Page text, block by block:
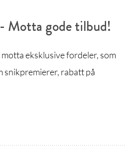
Motta gode tilbud!
eksklusive fordeler, som
snikpremierer, rabatt på